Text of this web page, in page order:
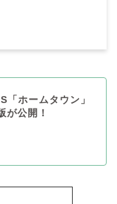
「ホームタウン」
が公開！